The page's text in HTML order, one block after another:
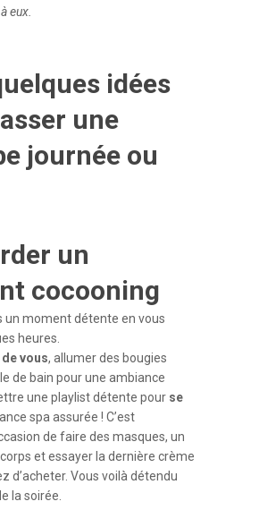
eux.
idées
une
journée ou
un
cocooning
un moment détente en vous
heures.
vous, allumer des bougies
de bain pour une ambiance
une playlist détente pour se
spa assurée ! C’est
de faire des masques, un
et essayer la dernière crème
d’acheter. Vous voilà détendu
la soirée.